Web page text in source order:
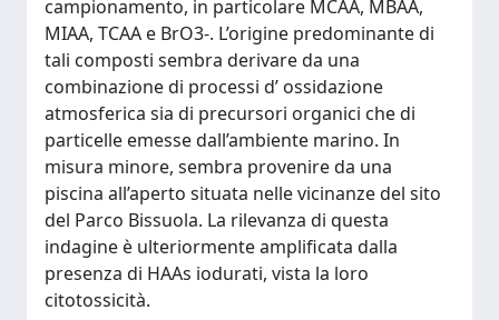
campionamento, in particolare MCAA, MBAA,
MIAA, TCAA e BrO3-. L’origine predominante di
tali composti sembra derivare da una
combinazione di processi d’ ossidazione
atmosferica sia di precursori organici che di
particelle emesse dall’ambiente marino. In
misura minore, sembra provenire da una
piscina all’aperto situata nelle vicinanze del sito
del Parco Bissuola. La rilevanza di questa
indagine è ulteriormente amplificata dalla
presenza di HAAs iodurati, vista la loro
citotossicità.